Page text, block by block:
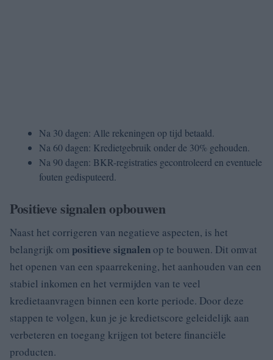
Na 30 dagen: Alle rekeningen op tijd betaald.
Na 60 dagen: Kredietgebruik onder de 30% gehouden.
Na 90 dagen: BKR-registraties gecontroleerd en eventuele
fouten gedisputeerd.
Positieve signalen opbouwen
Naast het corrigeren van negatieve aspecten, is het
belangrijk om positieve signalenop te bouwen. Dit omvat
het openen van een spaarrekening, het aanhouden van een
stabiel inkomen en het vermijden van te veel
kredietaanvragen binnen een korte periode. Door deze
stappen te volgen, kun je je kredietscore geleidelijk aan
verbeteren en toegang krijgen tot betere financiële
producten.